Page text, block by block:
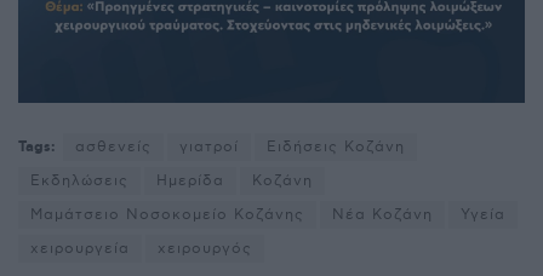
Tags: ασθενείς γιατροί
Ειδήσεις Κοζάνη
Εκδηλώσεις
Ημερίδα
Κοζάνη
Μαμάτσειο Νοσοκομείο Κοζάνης
Νέα Κοζάνη
Υγεία
χειρουργεία
χειρουργός